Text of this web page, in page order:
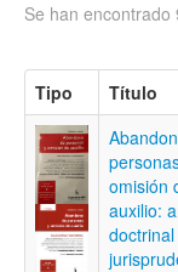
Contacto
Iniciar sesión
Se han encontrado
Tipo Título
omisión
auxilio: